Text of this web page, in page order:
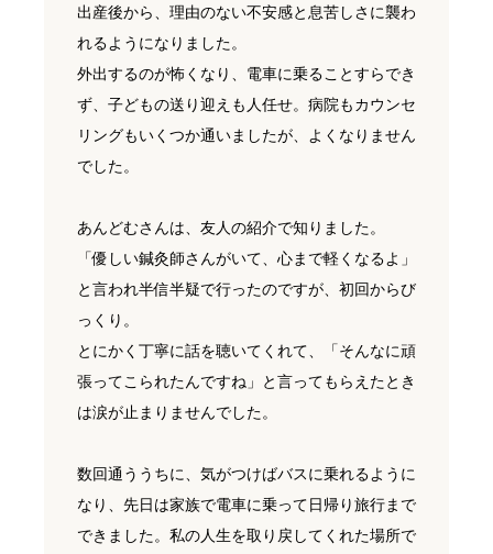
出産後から、理由のない不安感と息苦しさに襲わ
れるようになりました。
外出するのが怖くなり、電車に乗ることすらでき
ず、子どもの送り迎えも人任せ。病院もカウンセ
リングもいくつか通いましたが、よくなりません
でした。
あんどむさんは、友人の紹介で知りました。
「優しい鍼灸師さんがいて、心まで軽くなるよ」
と言われ半信半疑で行ったのですが、初回からび
っくり。
とにかく丁寧に話を聴いてくれて、「そんなに頑
張ってこられたんですね」と言ってもらえたとき
は涙が止まりませんでした。
数回通ううちに、気がつけばバスに乗れるように
なり、先日は家族で電車に乗って日帰り旅行まで
できました。私の人生を取り戻してくれた場所で